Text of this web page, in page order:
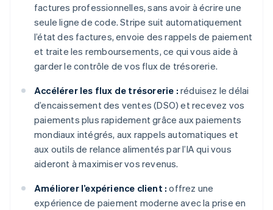
factures professionnelles, sans avoir à écrire une
seule ligne de code. Stripe suit automatiquement
l’état des factures, envoie des rappels de paiement
et traite les remboursements, ce qui vous aide à
garder le contrôle de vos flux de trésorerie.
Accélérer les flux de trésorerie : réduisez le délai
d’encaissement des ventes (DSO) et recevez vos
paiements plus rapidement grâce aux paiements
mondiaux intégrés, aux rappels automatiques et
aux outils de relance alimentés par l’IA qui vous
aideront à maximiser vos revenus.
Améliorer l’expérience client : offrez une
expérience de paiement moderne avec la prise en